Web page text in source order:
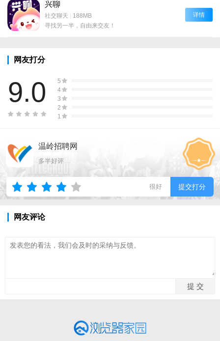
兴聊
社交聊天 | 188MB
寻找另一半，自由来交友！
详情
网友打分
9.0
5
4
3
2
1
温岭招聘网
多半好评
很好 提交打分
网友评论